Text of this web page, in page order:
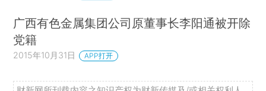
广西有色金属集团公司原董事长李阳通被开除
党籍
2015年10月31日 APP打开